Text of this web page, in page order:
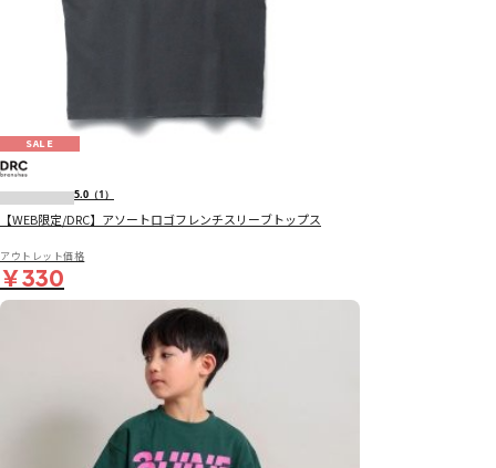
SALE
5.0 （1）
【WEB限定/DRC】アソートロゴフレンチスリーブトップス
アウトレット価格
￥330